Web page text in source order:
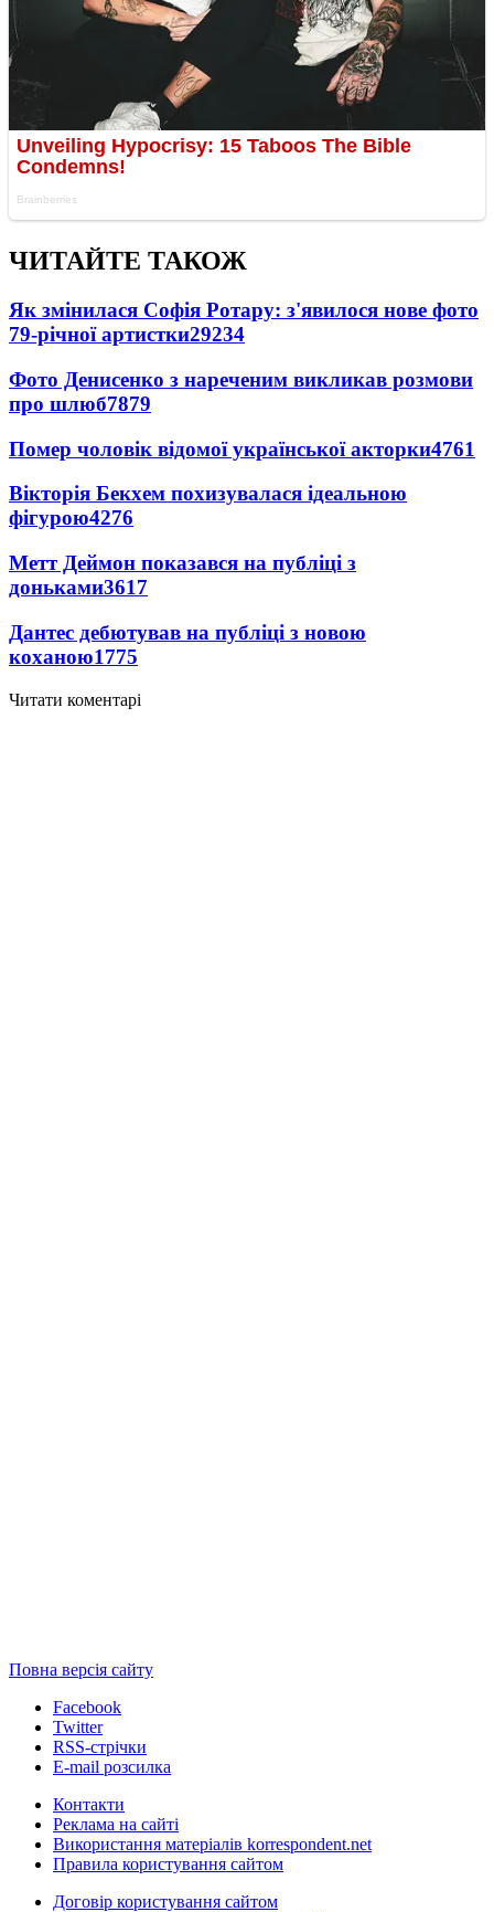
ЧИТАЙТЕ ТАКОЖ
Як змінилася Софія Ротару: з'явилося нове фото
79-річної артистки29234
Фото Денисенко з нареченим викликав розмови
про шлюб7879
Помер чоловік відомої української акторки4761
Вікторія Бекхем похизувалася ідеальною
фігурою4276
Метт Деймон показався на публіці з
доньками3617
Дантес дебютував на публіці з новою
коханою1775
Читати коментарі
Повна версія сайту
Facebook
Twitter
RSS-стрічки
E-mail розсилка
Контакти
Реклама на сайті
Використання матеріалів korrespondent.net
Правила користування сайтом
Договір користування сайтом